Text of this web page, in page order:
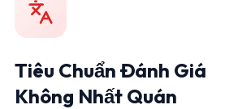
Tiêu Chuẩn Đánh Giá
Không Nhất Quán